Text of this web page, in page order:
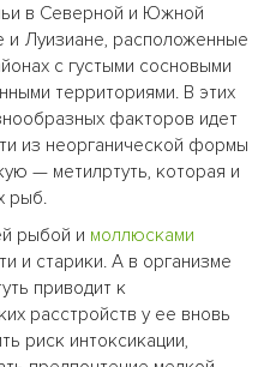
в Северной и Южной
Луизиане, расположенные
с густыми сосновыми
территориями. В этих
факторов идет
из неорганической формы
— метилртуть, которая и
рыб.
рыбой и моллюсками
и старики. А в организме
приводит к
расстройств у ее вновь
риск интоксикации,